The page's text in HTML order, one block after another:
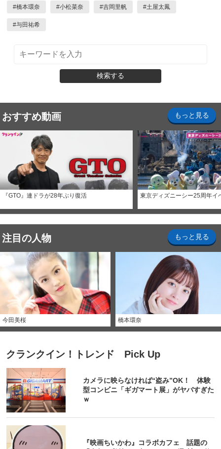
#橋本環奈 #小松菜奈 #吉岡里帆 #土屋太鳳
#与田祐希
検索する
おすすめ動画 もっと見る
『GTO』連ドラが28年ぶり復活 東京ディズニーシー25周年イ
注目の人物 もっと見る
今田美桜 橋本環奈
クランクイン！トレンド Pick Up
カメラに映らなければ“盗み”OK！ 体験
型コンビニ「ギガマート展」がヤバすぎた
ｗ
『映画ちいかわ』コラボカフェ 話題の